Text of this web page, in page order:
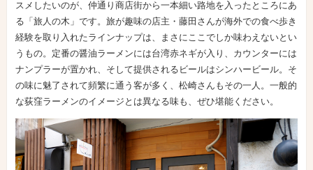
スメしたいのが、仲通り商店街から一本細い路地を入ったところにあ
る「旅人の木」です。旅が趣味の店主・藤田さんが海外での食べ歩き
経験を取り入れたラインナップは、まさにここでしか味わえないとい
うもの。定番の醤油ラーメンには台湾赤ネギが入り、カウンターには
ナンプラーが置かれ、そして提供されるビールはシンハービール。そ
の味に魅了されて頻繁に通う客が多く、松崎さんもその一人。一般的
な荻窪ラーメンのイメージとは異なる味も、ぜひ堪能ください。